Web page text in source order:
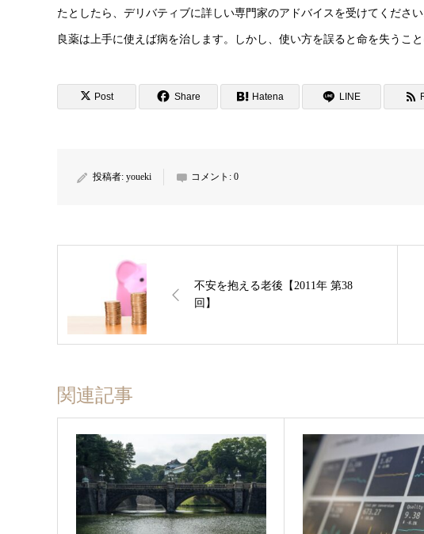
たとしたら、デリバティブに詳しい専門家のアドバイスを受けてください
良薬は上手に使えば病を治します。しかし、使い方を誤ると命を失うこと
Post Share Hatena LINE
投稿者: youeki コメント: 0
不安を抱える老後【2011年 第38
回】
関連記事